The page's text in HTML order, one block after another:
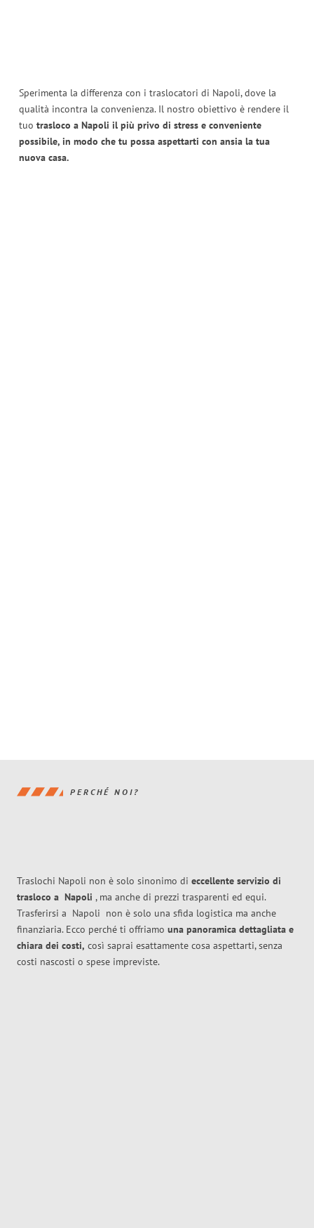
Sperimenta la differenza con i traslocatori di Napoli, dove la
qualità incontra la convenienza. Il nostro obiettivo è rendere il
tuo trasloco a Napoli il più privo di stress e conveniente
possibile, in modo che tu possa aspettarti con ansia la tua
nuova casa.
PERCHÉ NOI?
Traslochi Napoli non è solo sinonimo di eccellente servizio di
trasloco a Napoli , ma anche di prezzi trasparenti ed equi.
Trasferirsi a Napoli non è solo una sfida logistica ma anche
finanziaria. Ecco perché ti offriamo una panoramica dettagliata e
chiara dei costi, così saprai esattamente cosa aspettarti, senza
costi nascosti o spese impreviste.